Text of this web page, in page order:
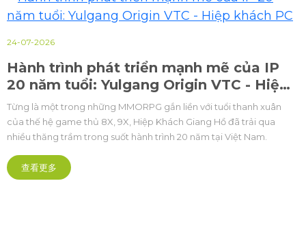
24-07-2026
Hành trình phát triển mạnh mẽ của IP
20 năm tuổi: Yulgang Origin VTC - Hiệp
khách PC
Từng là một trong những MMORPG gắn liền với tuổi thanh xuân
của thế hệ game thủ 8X, 9X, Hiệp Khách Giang Hồ đã trải qua
nhiều thăng trầm trong suốt hành trình 20 năm tại Việt Nam.
查看更多